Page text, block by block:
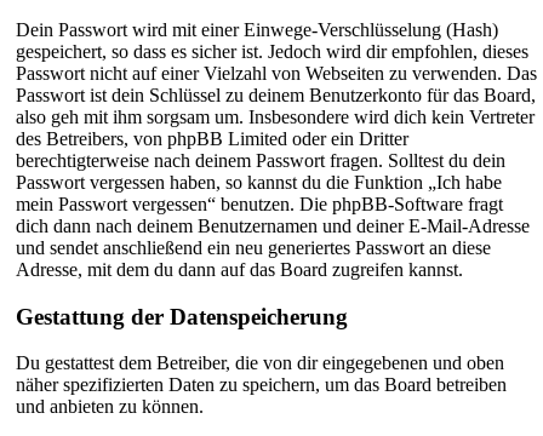
Dein Passwort wird mit einer Einwege-Verschlüsselung (Hash)
gespeichert, so dass es sicher ist. Jedoch wird dir empfohlen, dieses
Passwort nicht auf einer Vielzahl von Webseiten zu verwenden. Das
Passwort ist dein Schlüssel zu deinem Benutzerkonto für das Board,
also geh mit ihm sorgsam um. Insbesondere wird dich kein Vertreter
des Betreibers, von phpBB Limited oder ein Dritter
berechtigterweise nach deinem Passwort fragen. Solltest du dein
Passwort vergessen haben, so kannst du die Funktion „Ich habe
mein Passwort vergessen“ benutzen. Die phpBB-Software fragt
dich dann nach deinem Benutzernamen und deiner E-Mail-Adresse
und sendet anschließend ein neu generiertes Passwort an diese
Adresse, mit dem du dann auf das Board zugreifen kannst.
Gestattung der Datenspeicherung
Du gestattest dem Betreiber, die von dir eingegebenen und oben
näher spezifizierten Daten zu speichern, um das Board betreiben
und anbieten zu können.